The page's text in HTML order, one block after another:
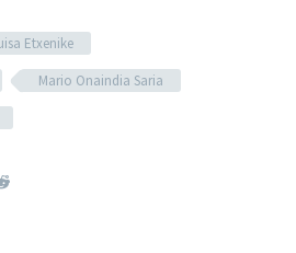
Etxenike
Mario Onaindia Saria